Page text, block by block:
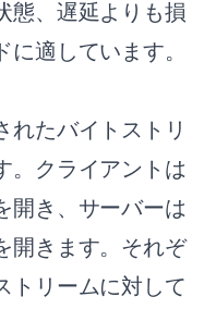
態、遅延よりも損
適しています。
れたバイトストリ
。クライアントは
開き、サーバーは
開きます。それぞ
トリームに対して